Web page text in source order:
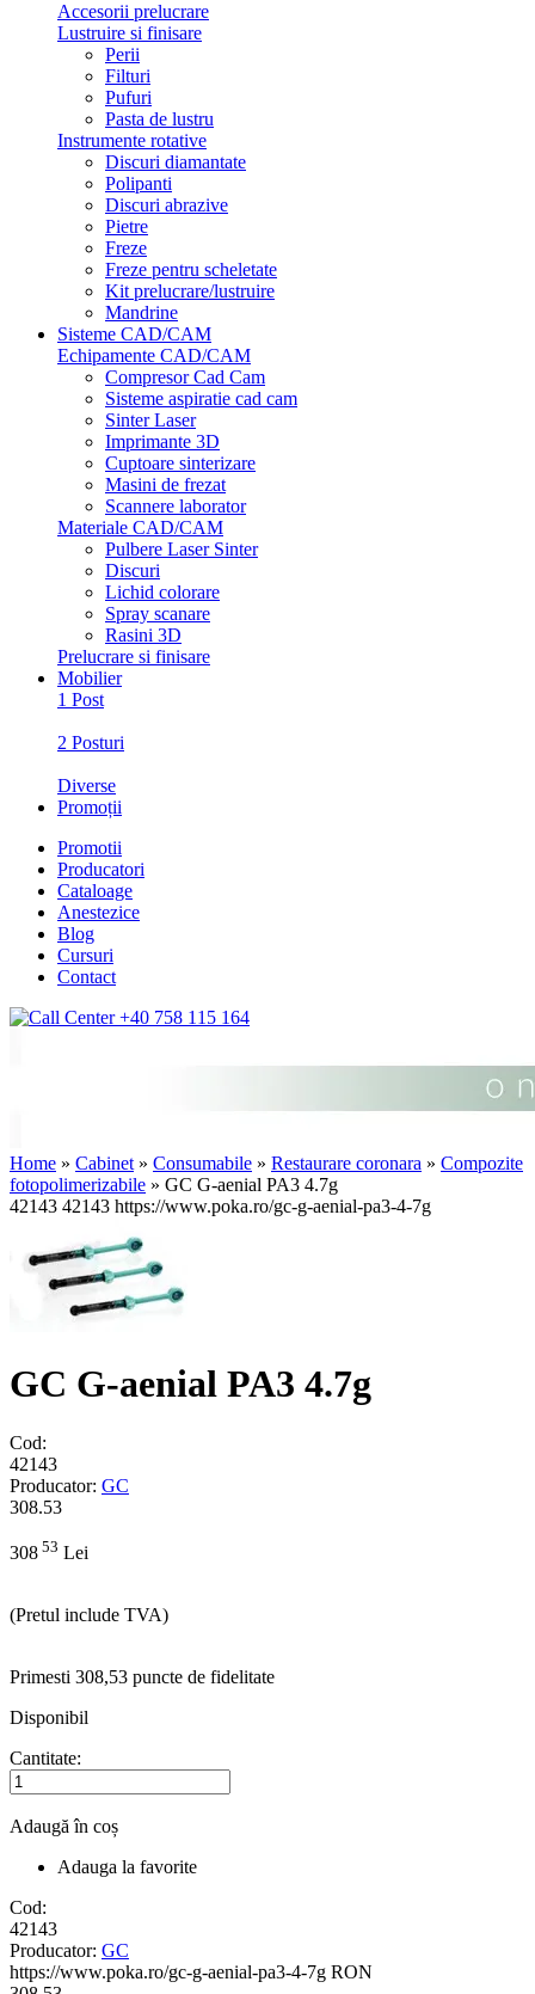
Accesorii prelucrare
Lustruire si finisare
Perii
Filturi
Pufuri
Pasta de lustru
Instrumente rotative
Discuri diamantate
Polipanti
Discuri abrazive
Pietre
Freze
Freze pentru scheletate
Kit prelucrare/lustruire
Mandrine
Sisteme CAD/CAM
Echipamente CAD/CAM
Compresor Cad Cam
Sisteme aspiratie cad cam
Sinter Laser
Imprimante 3D
Cuptoare sinterizare
Masini de frezat
Scannere laborator
Materiale CAD/CAM
Pulbere Laser Sinter
Discuri
Lichid colorare
Spray scanare
Rasini 3D
Prelucrare si finisare
Mobilier
1 Post
2 Posturi
Diverse
Promoții
Promotii
Producatori
Cataloage
Anestezice
Blog
Cursuri
Contact
+40 758 115 164
Home » Cabinet » Consumabile » Restaurare coronara » Compozite
fotopolimerizabile » GC G-aenial PA3 4.7g
42143 42143 https://www.poka.ro/gc-g-aenial-pa3-4-7g
GC G-aenial PA3 4.7g
Cod:
42143
Producator: GC
308.53
308 53 Lei
(Pretul include TVA)
Primesti 308,53 puncte de fidelitate
Disponibil
Cantitate:
Adaugă în coș
Adauga la favorite
Cod:
42143
Producator: GC
https://www.poka.ro/gc-g-aenial-pa3-4-7g RON